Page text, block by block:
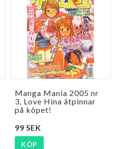
Manga Mania 2005 nr
3, Love Hina ätpinnar
på köpet!
99 SEK
KÖP